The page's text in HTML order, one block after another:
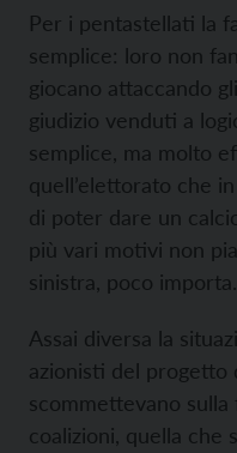
Per i pentastellati la
semplice: loro non
giocano attaccando
giudizio venduti a
semplice, ma molto
quell’elettorato che
di poter dare un
più vari motivi non
sinistra, poco importa.
Assai diversa la
azionisti del progetto
scommettevano sulla
coalizioni, quella che